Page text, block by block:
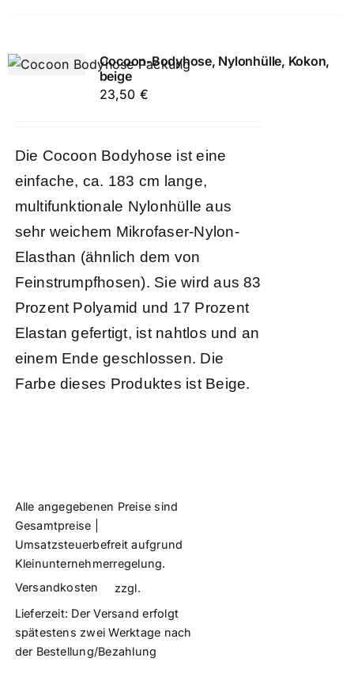
Cocoon-Bodyhose, Nylonhülle, Kokon,
beige
23,50 €
Die Cocoon Bodyhose ist eine
einfache, ca. 183 cm lange,
multifunktionale Nylonhülle aus
sehr weichem Mikrofaser-Nylon-
Elasthan (ähnlich dem von
Feinstrumpfhosen). Sie wird aus 83
Prozent Polyamid und 17 Prozent
Elastan gefertigt, ist nahtlos und an
einem Ende geschlossen. Die
Farbe dieses Produktes ist Beige.
Alle angegebenen Preise sind
Gesamtpreise |
Umsatzsteuerbefreit aufgrund
Kleinunternehmerregelung.
zzgl.
Versandkosten
Lieferzeit: Der Versand erfolgt
spätestens zwei Werktage nach
der Bestellung/Bezahlung